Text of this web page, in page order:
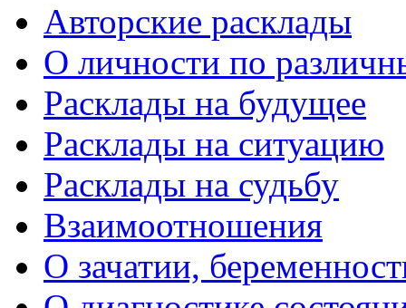
Авторские расклады
О личности по
Расклады на будущее
Расклады на ситуацию
Расклады на судьбу
Взаимоотношения
О зачатии,